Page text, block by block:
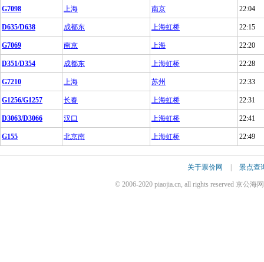
G7098 上海 南京 22:04
D635/D638 成都东 上海虹桥 22:15
G7069 南京 上海 22:20
D351/D354 成都东 上海虹桥 22:28
G7210 上海 苏州 22:33
G1256/G1257 长春 上海虹桥 22:31
D3063/D3066 汉口 上海虹桥 22:41
G155 北京南 上海虹桥 22:49
关于票价网 | 景点查
© 2006-2020 piaojia.cn, all rights reserved 京公海